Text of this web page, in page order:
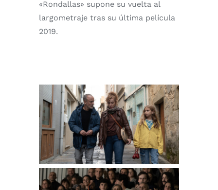
«Rondallas» supone su vuelta al
largometraje tras su última película
2019.